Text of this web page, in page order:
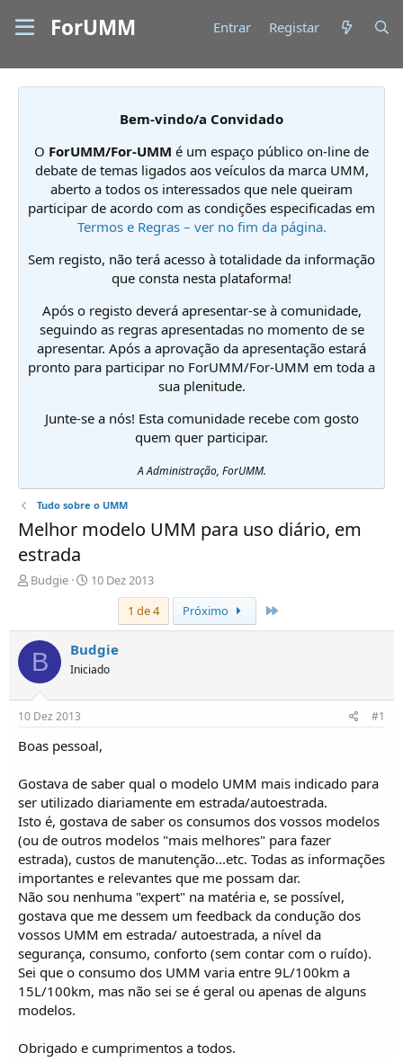
ForUMM Entrar Registar
Bem-vindo/a Convidado
O ForUMM/For-UMM é um espaço público on-line de
debate de temas ligados aos veículos da marca UMM,
aberto a todos os interessados que nele queiram
participar de acordo com as condições especificadas em
Termos e Regras – ver no fim da página.
Sem registo, não terá acesso à totalidade da informação
que consta nesta plataforma!
Após o registo deverá apresentar-se à comunidade,
seguindo as regras apresentadas no momento de se
apresentar. Após a aprovação da apresentação estará
pronto para participar no ForUMM/For-UMM em toda a
sua plenitude.
Junte-se a nós! Esta comunidade recebe com gosto
quem quer participar.
A Administração, ForUMM.
Tudo sobre o UMM
Melhor modelo UMM para uso diário, em
estrada
I
c
i
d
d
e
p
i
c
o
s
Budgie
D
a
d
e
i
i
10 Dez 2013
1 de 4
Próximo
B Budgie
Iniciado
10 Dez 2013 #1
Boas pessoal,
Gostava de saber qual o modelo UMM mais indicado para
ser utilizado diariamente em estrada/autoestrada.
Isto é, gostava de saber os consumos dos vossos modelos
(ou de outros modelos "mais melhores" para fazer
estrada), custos de manutenção...etc. Todas as informações
importantes e relevantes que me possam dar.
Não sou nenhuma "expert" na matéria e, se possível,
gostava que me dessem um feedback da condução dos
vossos UMM em estrada/ autoestrada, a nível da
segurança, consumo, conforto (sem contar com o ruído).
Sei que o consumo dos UMM varia entre 9L/100km a
15L/100km, mas não sei se é geral ou apenas de alguns
modelos.
Obrigado e cumprimentos a todos.